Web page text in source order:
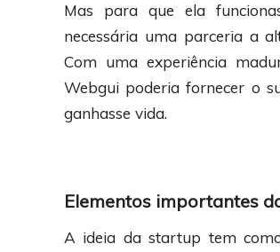
Mas para que ela
necessária uma parceria a
Com uma experiência
Webgui poderia fornecer o
ganhasse vida.
Elementos importantes
A ideia da startup tem